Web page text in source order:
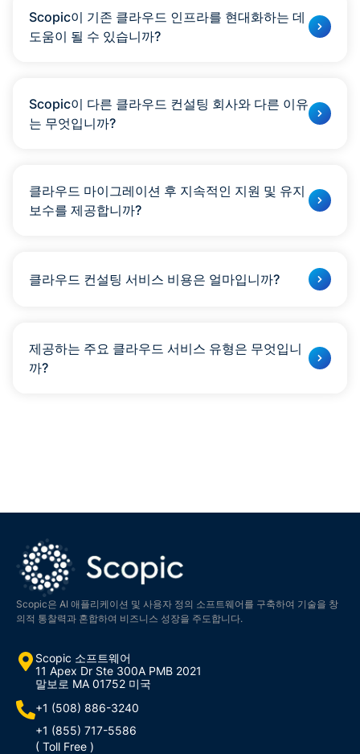
Scopic이 기존 클라우드 인프라를 현대화하는 데
도움이 될 수 있습니까?
Scopic이 다른 클라우드 컨설팅 회사와 다른 이유
는 무엇입니까?
클라우드 마이그레이션 후 지속적인 지원 및 유지
보수를 제공합니까?
클라우드 컨설팅 서비스 비용은 얼마입니까?
제공하는 주요 클라우드 서비스 유형은 무엇입니
까?
Scopic은 AI 애플리케이션 및 사용자 정의 소프트웨어를 구축하여 기술을 창
의적 통찰력과 혼합하여 비즈니스 성장을 주도합니다.
Scopic 소프트웨어
11 Apex Dr Ste 300A PMB 2021
말보로 MA 01752 미국
+1 (508) 886-3240
+1 (855) 717-5586
( Toll Free )